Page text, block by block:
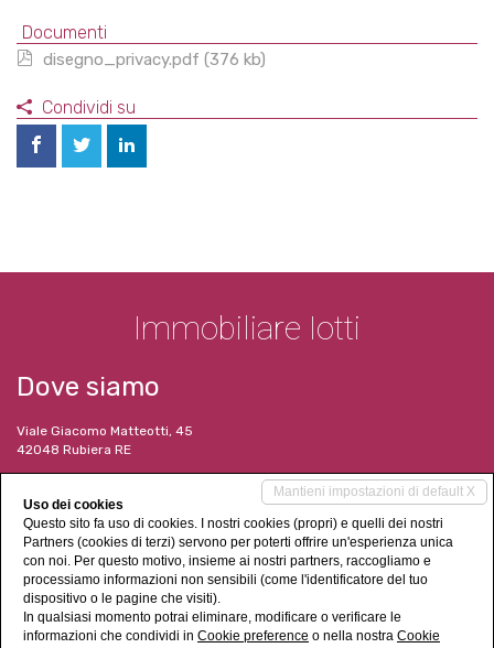
Documenti
disegno_privacy.pdf (376 kb)
Condividi su
Immobiliare Iotti
Dove siamo
Viale Giacomo Matteotti, 45
42048 Rubiera RE
Tel. 052 2628745
immobiliare@consulenze-iotti.it
www.immobiliareiotti.it
Social Networks
Mantieni impostazioni di default X
Uso dei cookies
Questo sito fa uso di cookies. I nostri cookies (propri) e quelli dei nostri
Partners (cookies di terzi) servono per poterti offrire un'esperienza unica
con noi. Per questo motivo, insieme ai nostri partners, raccogliamo e
processiamo informazioni non sensibili (come l'identificatore del tuo
dispositivo o le pagine che visiti).
In qualsiasi momento potrai eliminare, modificare o verificare le
informazioni che condividi in Cookie preference o nella nostra Cookie